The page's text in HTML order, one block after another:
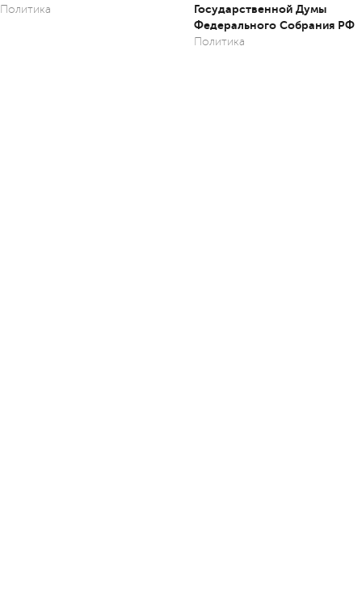
Политика
Государственной Думы
Федерального Собрания РФ
Политика